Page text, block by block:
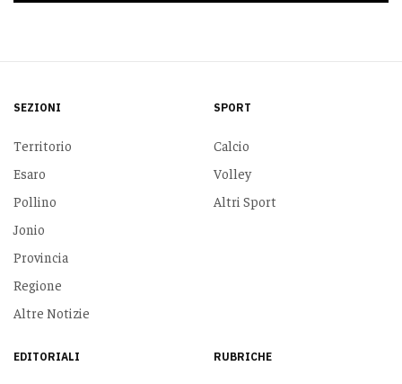
SEZIONI
Territorio
Esaro
Pollino
Jonio
Provincia
Regione
Altre Notizie
SPORT
Calcio
Volley
Altri Sport
EDITORIALI RUBRICHE